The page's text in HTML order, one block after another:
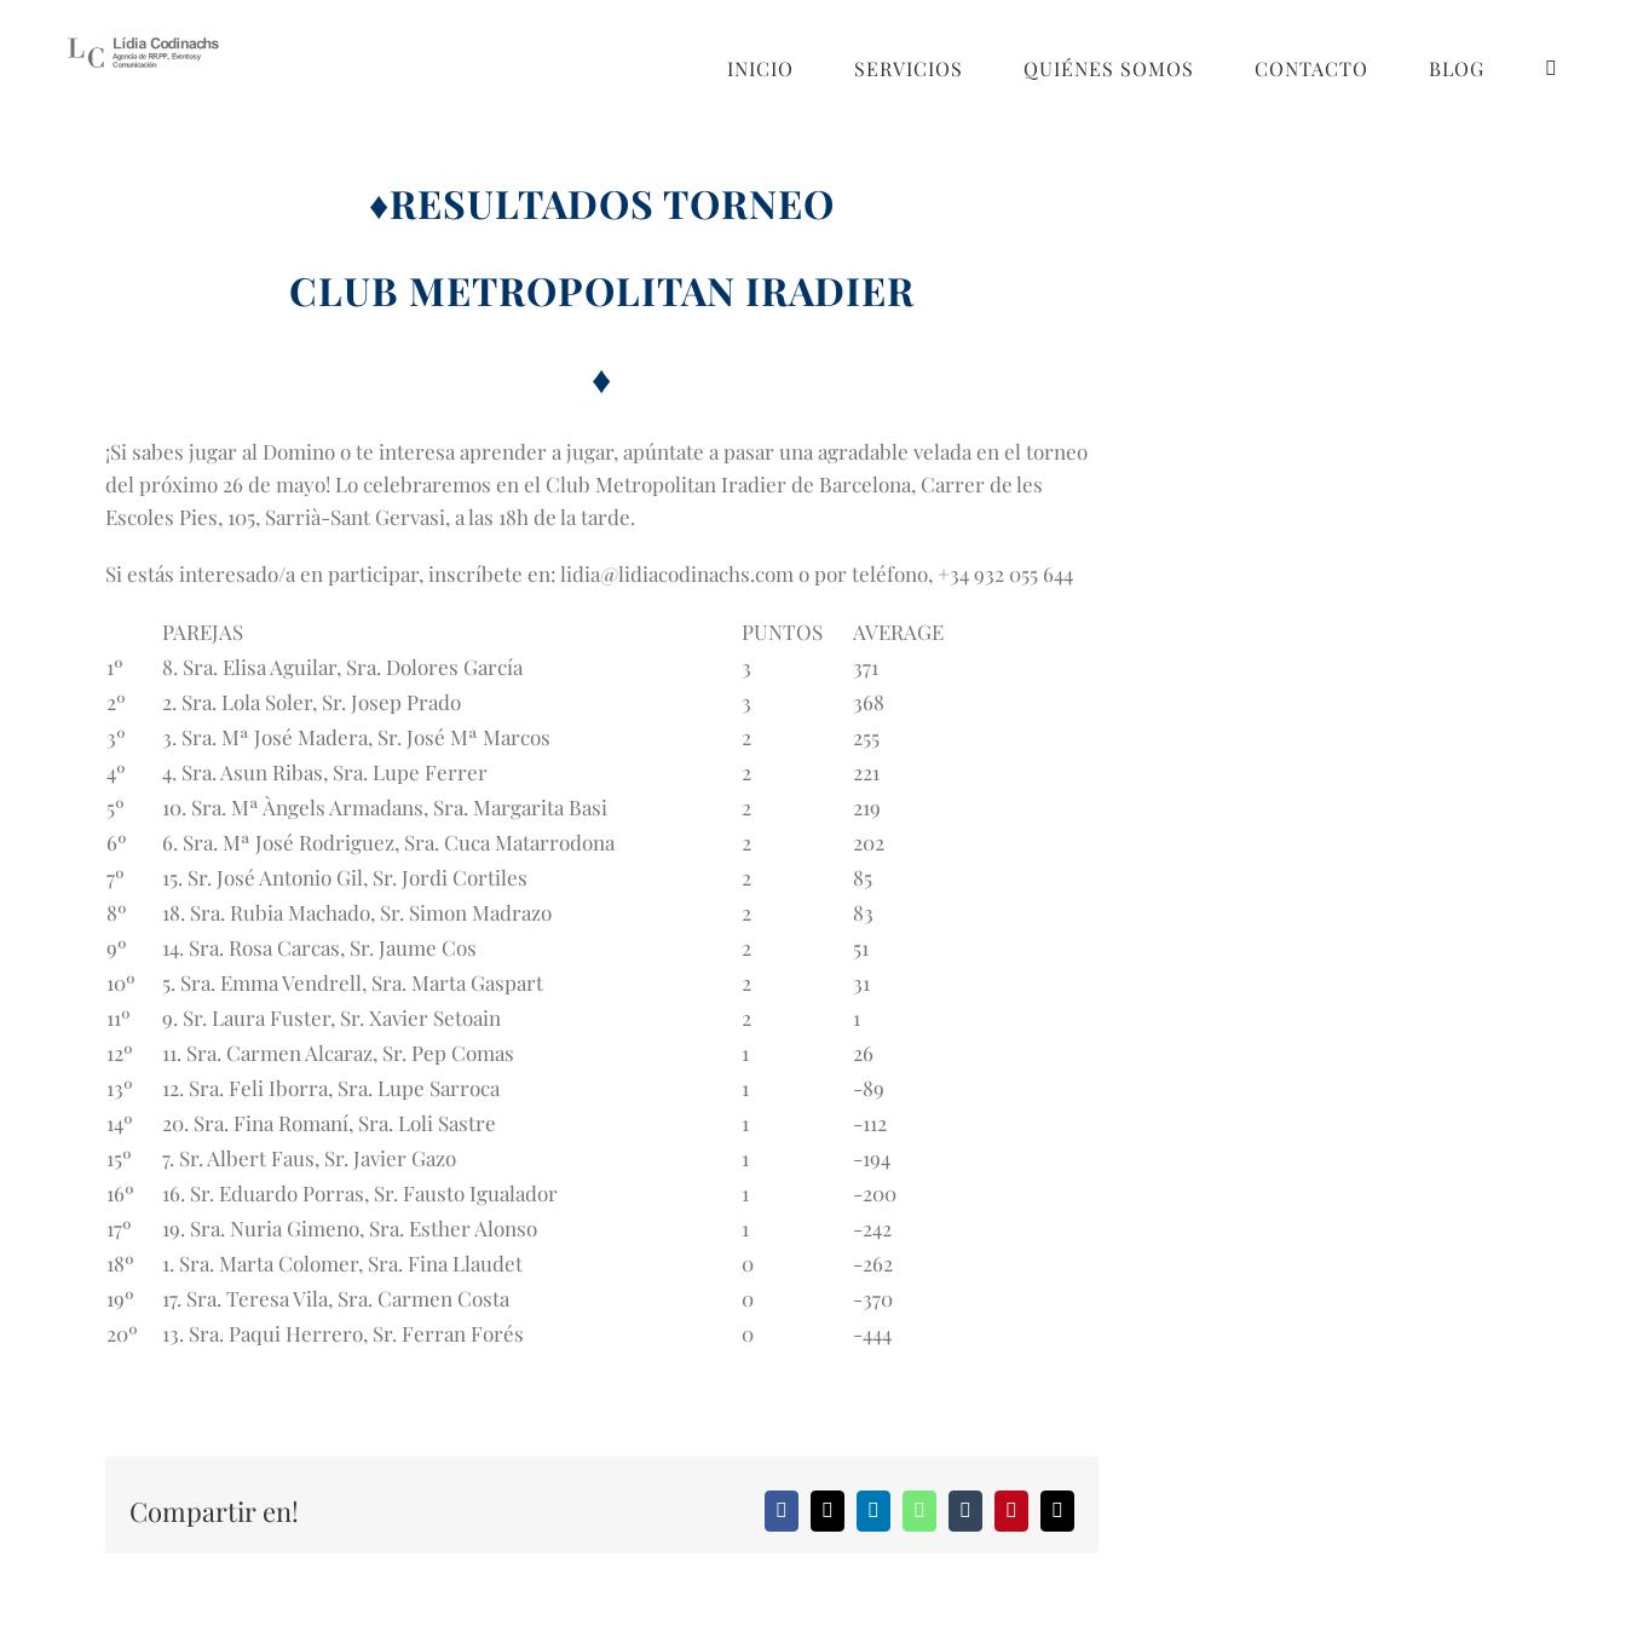
INICIO SERVICIOS QUIÉNES SOMOS CONTACTO BLOG
♦RESULTADOS TORNEO
CLUB METROPOLITAN IRADIER
♦
¡Si sabes jugar al Domino o te interesa aprender a jugar, apúntate a pasar una agradable velada en el torneo
del próximo 26 de mayo! Lo celebraremos en el Club Metropolitan Iradier de Barcelona, Carrer de les
Escoles Pies, 105, Sarrià-Sant Gervasi, a las 18h de la tarde.
Si estás interesado/a en participar, inscríbete en: lidia@lidiacodinachs.com o por teléfono, +34 932 055 644
PAREJAS PUNTOS
AVERAGE
1º
8. Sra. Elisa Aguilar, Sra. Dolores García 3
371
2º
2. Sra. Lola Soler, Sr. Josep Prado 3
368
3º
3. Sra. Mª José Madera, Sr. José Mª Marcos 2
255
4º
4. Sra. Asun Ribas, Sra. Lupe Ferrer 2
221
5º
10. Sra. Mª Àngels Armadans, Sra. Margarita Basi 2
219
6º
6. Sra. Mª José Rodriguez, Sra. Cuca Matarrodona 2
202
7º
15. Sr. José Antonio Gil, Sr. Jordi Cortiles 2
85
8º
18. Sra. Rubia Machado, Sr. Simon Madrazo 2
83
9º
14. Sra. Rosa Carcas, Sr. Jaume Cos 2
51
10º
5. Sra. Emma Vendrell, Sra. Marta Gaspart 2
31
11º
9. Sr. Laura Fuster, Sr. Xavier Setoain 2
1
12º
11. Sra. Carmen Alcaraz, Sr. Pep Comas 1
26
13º
12. Sra. Feli Iborra, Sra. Lupe Sarroca 1
-89
14º
20. Sra. Fina Romaní, Sra. Loli Sastre 1
-112
15º
7. Sr. Albert Faus, Sr. Javier Gazo 1
-194
16º
16. Sr. Eduardo Porras, Sr. Fausto Igualador 1
-200
17º
19. Sra. Nuria Gimeno, Sra. Esther Alonso 1
-242
18º
1. Sra. Marta Colomer, Sra. Fina Llaudet 0
-262
19º
17. Sra. Teresa Vila, Sra. Carmen Costa 0
-370
20º
13. Sra. Paqui Herrero, Sr. Ferran Forés 0 -444
Compartir en! Facebook
X LinkedInWhatsAppTumblrPinterestCorreo
electrónico